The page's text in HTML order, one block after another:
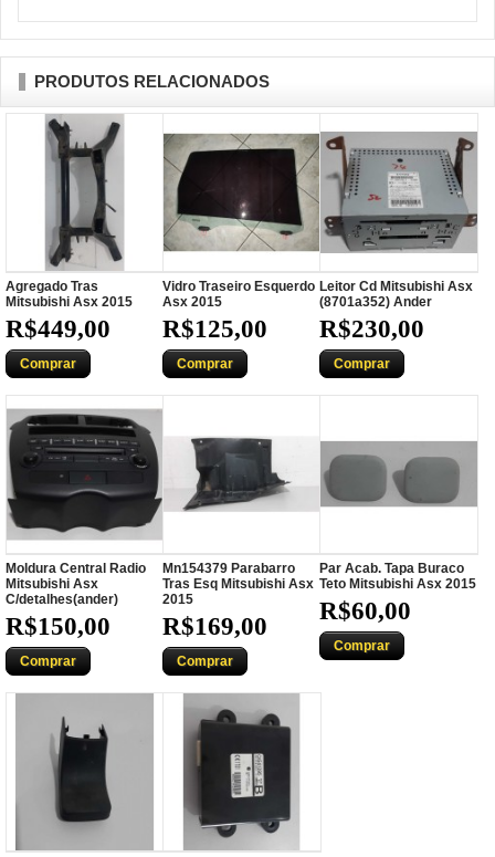
PRODUTOS RELACIONADOS
Agregado Tras
Mitsubishi Asx 2015
R$449,00
Comprar
Vidro Traseiro Esquerdo
Asx 2015
R$125,00
Comprar
Leitor Cd Mitsubishi Asx
(8701a352) Ander
R$230,00
Comprar
Moldura Central Radio
Mitsubishi Asx
C/detalhes(ander)
R$150,00
Comprar
Mn154379 Parabarro
Tras Esq Mitsubishi Asx
2015
R$169,00
Comprar
Par Acab. Tapa Buraco
Teto Mitsubishi Asx 2015
R$60,00
Comprar